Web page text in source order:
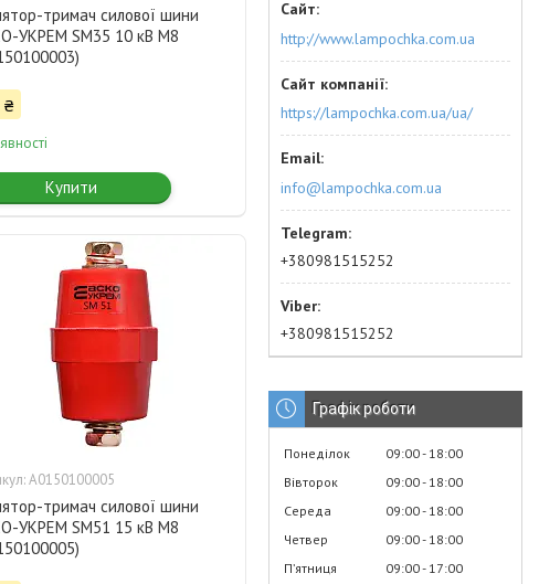
тримач силової шини
УКРЕМ SM35 10 кВ M8
₴
Купити
A0150100005
тримач силової шини
УКРЕМ SM51 15 кВ M8
http://www.lampochka.com.ua
https://lampochka.com.ua/ua/
info@lampochka.com.ua
+380981515252
+380981515252
Графік роботи
Понеділок 09:00 18:00
Вівторок
09:00 18:00
Середа
09:00 18:00
Четвер
09:00 18:00
Пʼятниця
09:00 17:00